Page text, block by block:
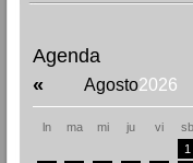
Agenda
«
Agosto2026
ln ma mi ju vi sb
1